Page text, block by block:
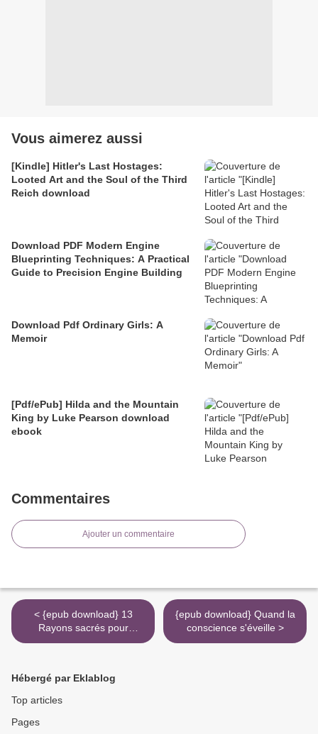
Vous aimerez aussi
[Kindle] Hitler's Last Hostages:
Looted Art and the Soul of the Third
Reich download
Download PDF Modern Engine
Blueprinting Techniques: A Practical
Guide to Precision Engine Building
Download Pdf Ordinary Girls: A
Memoir
[Pdf/ePub] Hilda and the Mountain
King by Luke Pearson download
ebook
Commentaires
Ajouter un commentaire
< {epub download} 13
Rayons sacrés pour
harmoniser l'humanité -
{epub download} Quand la
conscience s'éveille >
Hébergé par Eklablog
Top articles
Pages